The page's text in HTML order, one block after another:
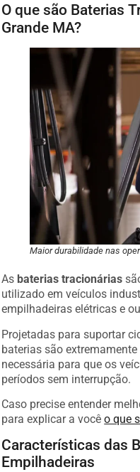
O que são Baterias
Grande MA?
Maior durabilidade nas
As baterias tracionárias
utilizado em veículos
empilhadeiras elétricas e
Projetadas para suportar
baterias são
necessária para que os
períodos sem interrupção.
Caso precise entender
para explicar a vocêo que
Características das
Empilhadeiras